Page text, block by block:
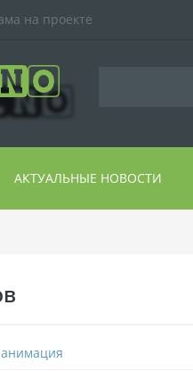
на проекте
АКТУАЛЬНЫЕ НОВОСТИ